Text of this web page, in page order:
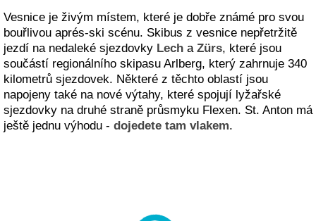
Vesnice je živým místem, které je dobře známé pro svou
bouřlivou aprés-ski scénu. Skibus z vesnice nepřetržitě
jezdí na nedaleké sjezdovky Lech a Zürs, které jsou
součástí regionálního skipasu Arlberg, který zahrnuje 340
kilometrů sjezdovek. Některé z těchto oblastí jsou
napojeny také na nové výtahy, které spojují lyžařské
sjezdovky na druhé straně průsmyku Flexen. St. Anton má
ještě jednu výhodu - dojedete tam vlakem.